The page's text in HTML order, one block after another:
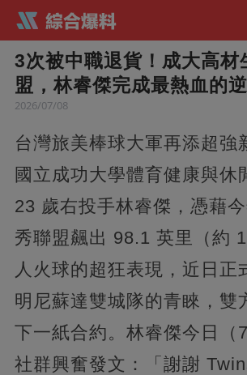
3次被中職退貨！成大高材
盟，林睿傑完成最熱血的
2026/07/08
台灣旅美棒球大軍再添超強
國立成功大學體育健康與休
23 歲右投手林睿傑，憑藉
秀聯盟飆出 98.1 英里（約
人火球的超狂表現，近日正
明尼蘇達雙城隊的青睞，雙
下一紙合約。林睿傑今日（
社群興奮發文：「謝謝